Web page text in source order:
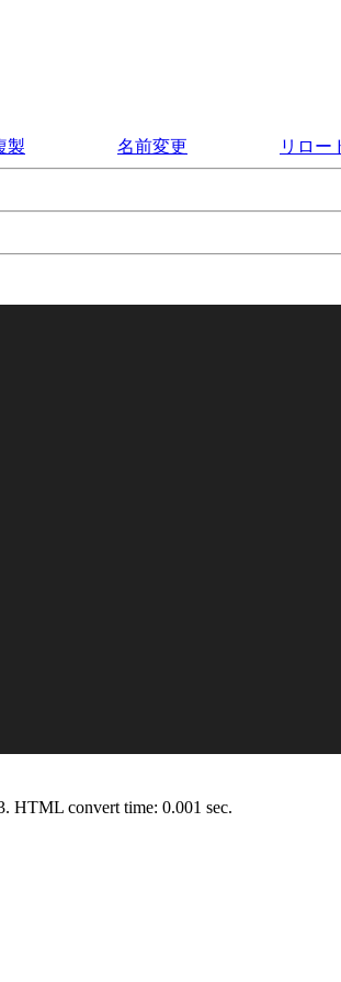
製 名前変更 リロー
HTML convert time: 0.001 sec.